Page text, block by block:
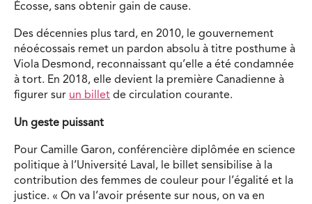
Écosse, sans obtenir gain de cause.
Des décennies plus tard, en 2010, le gouvernement
néoécossais remet un pardon absolu à titre posthume à
Viola Desmond, reconnaissant qu’elle a été condamnée
à tort. En 2018, elle devient la première Canadienne à
figurer sur un billet de circulation courante.
Un geste puissant
Pour Camille Garon, conférencière diplômée en science
politique à l’Université Laval, le billet sensibilise à la
contribution des femmes de couleur pour l’égalité et la
justice. « On va l’avoir présente sur nous, on va en